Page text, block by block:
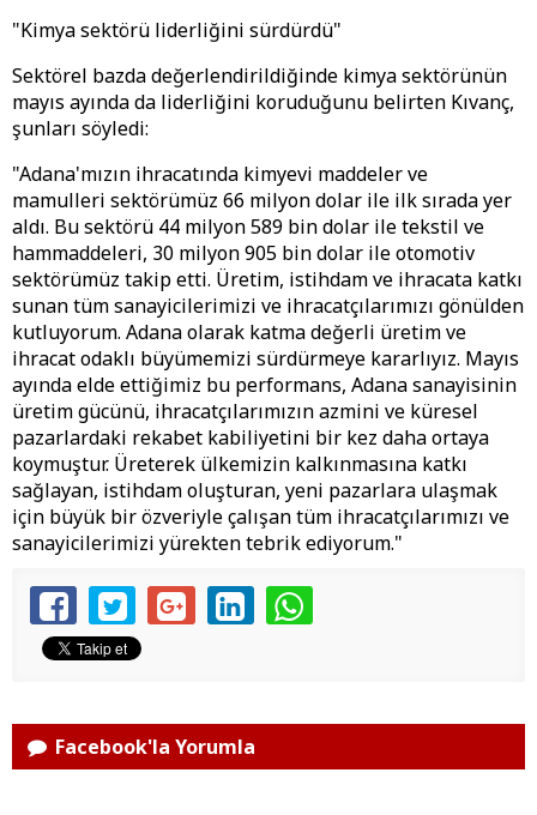
"Kimya sektörü liderliğini sürdürdü"
Sektörel bazda değerlendirildiğinde kimya sektörünün
mayıs ayında da liderliğini koruduğunu belirten Kıvanç,
şunları söyledi:
"Adana'mızın ihracatında kimyevi maddeler ve
mamulleri sektörümüz 66 milyon dolar ile ilk sırada yer
aldı. Bu sektörü 44 milyon 589 bin dolar ile tekstil ve
hammaddeleri, 30 milyon 905 bin dolar ile otomotiv
sektörümüz takip etti. Üretim, istihdam ve ihracata katkı
sunan tüm sanayicilerimizi ve ihracatçılarımızı gönülden
kutluyorum. Adana olarak katma değerli üretim ve
ihracat odaklı büyümemizi sürdürmeye kararlıyız. Mayıs
ayında elde ettiğimiz bu performans, Adana sanayisinin
üretim gücünü, ihracatçılarımızın azmini ve küresel
pazarlardaki rekabet kabiliyetini bir kez daha ortaya
koymuştur. Üreterek ülkemizin kalkınmasına katkı
sağlayan, istihdam oluşturan, yeni pazarlara ulaşmak
için büyük bir özveriyle çalışan tüm ihracatçılarımızı ve
sanayicilerimizi yürekten tebrik ediyorum."
Facebook'la Yorumla